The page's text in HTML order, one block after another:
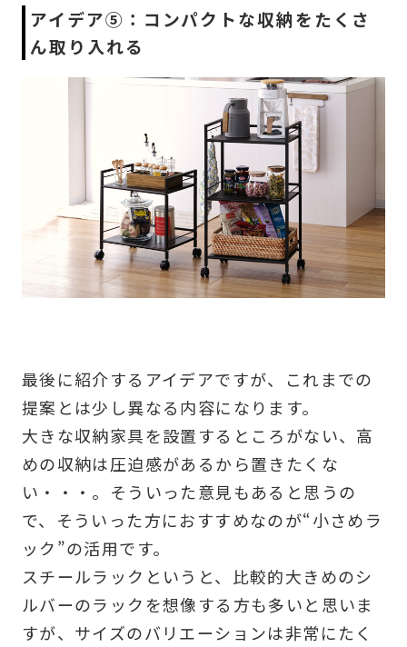
アイデア⑤：コンパクトな収納をたくさ
ん取り入れる
最後に紹介するアイデアですが、これまでの
提案とは少し異なる内容になります。
大きな収納家具を設置するところがない、高
めの収納は圧迫感があるから置きたくな
い・・・。そういった意見もあると思うの
で、そういった方におすすめなのが“小さめラ
ック”の活用です。
スチールラックというと、比較的大きめのシ
ルバーのラックを想像する方も多いと思いま
すが、サイズのバリエーションは非常にたく